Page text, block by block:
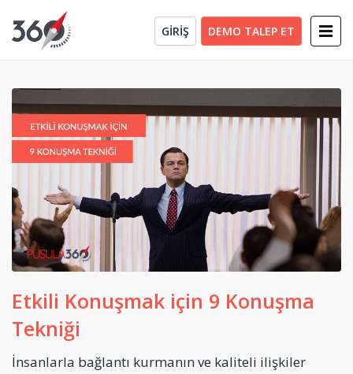
GİRİŞ DEMO TALEP ET
Etkili Konuşmak için 9 Konuşma
Tekniği
İnsanlarla bağlantı kurmanın ve kaliteli ilişkiler